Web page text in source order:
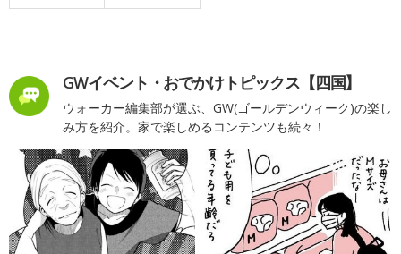
GWイベント・おでかけトピックス【四国】
ウォーカー編集部が選ぶ、GW(ゴールデンウィーク)の楽し
み方を紹介。家で楽しめるコンテンツも続々！